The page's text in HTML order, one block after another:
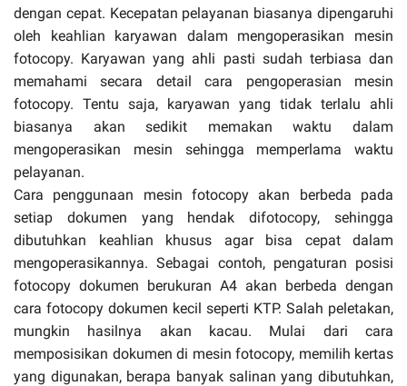
dengan cepat. Kecepatan pelayanan biasanya dipengaruhi
oleh keahlian karyawan dalam mengoperasikan mesin
fotocopy. Karyawan yang ahli pasti sudah terbiasa dan
memahami secara detail cara pengoperasian mesin
fotocopy. Tentu saja, karyawan yang tidak terlalu ahli
biasanya akan sedikit memakan waktu dalam
mengoperasikan mesin sehingga memperlama waktu
pelayanan.
Cara penggunaan mesin fotocopy akan berbeda pada
setiap dokumen yang hendak difotocopy, sehingga
dibutuhkan keahlian khusus agar bisa cepat dalam
mengoperasikannya. Sebagai contoh, pengaturan posisi
fotocopy dokumen berukuran A4 akan berbeda dengan
cara fotocopy dokumen kecil seperti KTP. Salah peletakan,
mungkin hasilnya akan kacau. Mulai dari cara
memposisikan dokumen di mesin fotocopy, memilih kertas
yang digunakan, berapa banyak salinan yang dibutuhkan,